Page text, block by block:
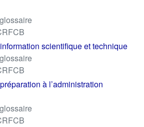
scientifique et technique
à l’administration